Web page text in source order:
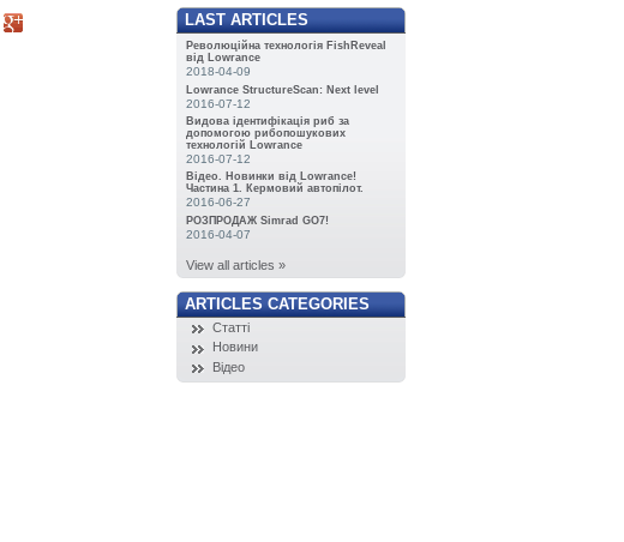
LAST ARTICLES
Революційна технологія FishReveal
від Lowrance
2018-04-09
Lowrance StructureScan: Next level
2016-07-12
Видова ідентифікація риб за
допомогою рибопошукових
технологій Lowrance
2016-07-12
Відео. Новинки від Lowrance!
Частина 1. Кермовий автопілот.
2016-06-27
РОЗПРОДАЖ Simrad GO7!
2016-04-07
View all articles »
ARTICLES CATEGORIES
Статті
Новини
Відео